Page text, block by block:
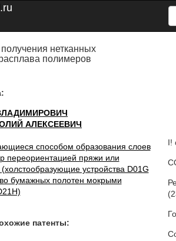
нетканных
полимеров
АЛЕКСЕЕВИЧ
способом образования слоев
переориентацией пряжи или
устройства D01G
бумажных полотен мокрыми
I!
патенты: